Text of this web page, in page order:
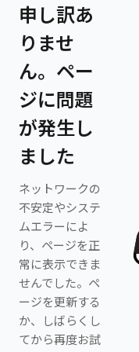
申し訳あ
りませ
ん。ペー
ジに問題
が発生し
ました
ネットワークの
不安定やシステ
ムエラーによ
り、ページを正
常に表示できま
せんでした。ペ
ージを更新する
か、しばらくし
てから再度お試